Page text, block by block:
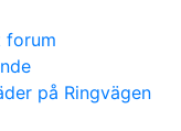
forum
på Ringvägen